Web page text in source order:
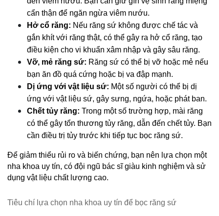
cẩn thận để ngăn ngừa viêm nướu.
Hở cổ răng: Nếu răng sứ không được chế tác và
gắn khít với răng thật, có thể gây ra hở cổ răng, tạo
điều kiện cho vi khuẩn xâm nhập và gây sâu răng.
Vỡ, mẻ răng sứ: Răng sứ có thể bị vỡ hoặc mẻ nếu
bạn ăn đồ quá cứng hoặc bị va đập mạnh.
Dị ứng với vật liệu sứ: Một số người có thể bị dị
ứng với vật liệu sứ, gây sưng, ngứa, hoặc phát ban.
Chết tủy răng: Trong một số trường hợp, mài răng
có thể gây tổn thương tủy răng, dẫn đến chết tủy. Bạn
cần điều trị tủy trước khi tiếp tục bọc răng sứ.
Để giảm thiểu rủi ro và biến chứng, bạn nên lựa chọn một
nha khoa uy tín, có đội ngũ bác sĩ giàu kinh nghiệm và sử
dụng vật liệu chất lượng cao.
Tiêu chí lựa chọn nha khoa uy tín để bọc răng sứ